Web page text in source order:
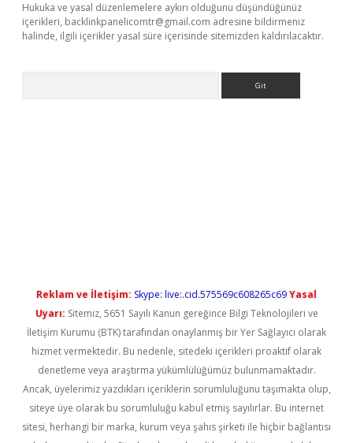
Hukuka ve yasal düzenlemelere aykırı olduğunu düşündüğünüz
içerikleri, backlinkpanelicomtr@gmail.com adresine bildirmeniz
halinde, ilgili içerikler yasal süre içerisinde sitemizden kaldırılacaktır.
Reklam ve İletişim: Skype: live:.cid.575569c608265c69Yasal
Uyarı: Sitemiz, 5651 Sayılı Kanun gereğince Bilgi Teknolojileri ve
İletişim Kurumu (BTK) tarafından onaylanmış bir Yer Sağlayıcı olarak
hizmet vermektedir. Bu nedenle, sitedeki içerikleri proaktif olarak
denetleme veya araştırma yükümlülüğümüz bulunmamaktadır.
Ancak, üyelerimiz yazdıkları içeriklerin sorumluluğunu taşımakta olup,
siteye üye olarak bu sorumluluğu kabul etmiş sayılırlar. Bu internet
sitesi, herhangi bir marka, kurum veya şahıs şirketi ile hiçbir bağlantısı